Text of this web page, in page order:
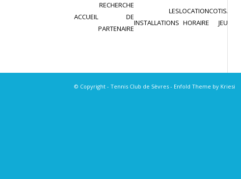
ACCUEIL
RECHERCHE
DE
PARTENAIRE
LES
INSTALLATIONS
LOCATION
HORAIRE
COTISATION
JEU LIBRE
© Copyright - Tennis Club de Sèvres - Enfold Theme by Kriesi